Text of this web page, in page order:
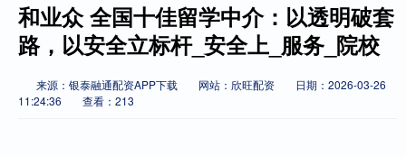
和业众 全国十佳留学中介：以透明破套
路，以安全立标杆_安全上_服务_院校
来源：银泰融通配资APP下载 网站：欣旺配资
日期：2026-03-26
11:24:36
查看：213